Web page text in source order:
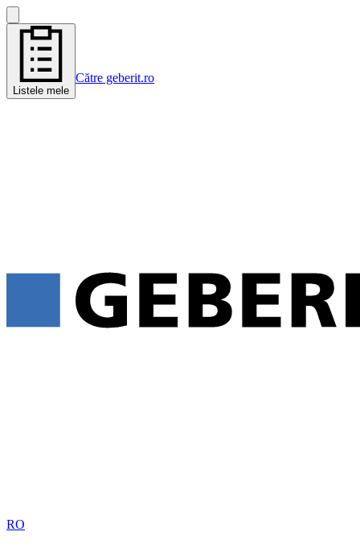
Listele mele
Către geberit.ro
RO